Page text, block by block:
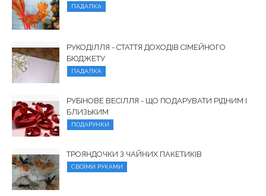
ПАДАЛКА
РУКОДІЛЛЯ - СТАТТЯ ДОХОДІВ СІМЕЙНОГО
БЮДЖЕТУ
ПАДАЛКА
РУБІНОВЕ ВЕСІЛЛЯ - ЩО ПОДАРУВАТИ РІДНИМ І
БЛИЗЬКИМ
ПОДАРУНКИ
ТРОЯНДОЧКИ З ЧАЙНИХ ПАКЕТИКІВ
СВОЇМИ РУКАМИ